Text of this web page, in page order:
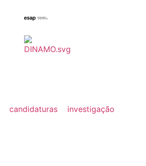
candidaturas
investigação